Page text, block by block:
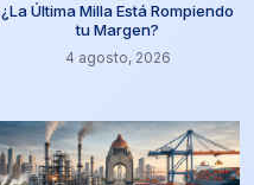
¿La Última Milla Está Rompiendo
tu Margen?
4 agosto, 2026